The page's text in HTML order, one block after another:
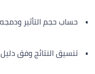
حساب حجم التأثير
تنسيق النتائج وفق دليل APA (أو دليل جامعتك الخاص)